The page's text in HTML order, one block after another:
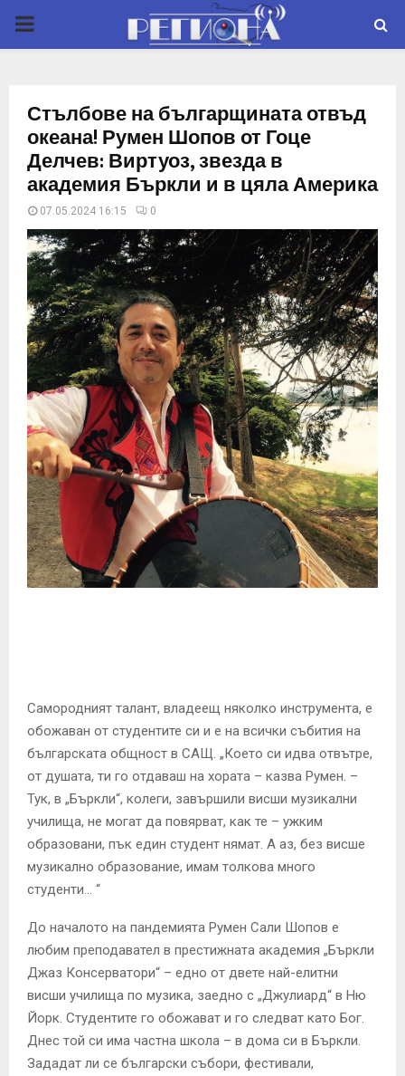
P
M
A
R
Y
M
E
N
U
Стълбове на българщината отвъд
океана! Румен Шопов от Гоце
Делчев: Виртуоз, звезда в
академия Бъркли и в цяла Америка
07.05.2024 16:15 0
Самородният талант, владеещ няколко инструмента, е
обожаван от студентите си и е на всички събития на
българската общност в САЩ. „Което си идва отвътре,
от душата, ти го отдаваш на хората – казва Румен. –
Тук, в „Бъркли“, колеги, завършили висши музикални
училища, не могат да повярват, как те – ужким
образовани, пък един студент нямат. А аз, без висше
музикално образование, имам толкова много
студенти… “
До началото на пандемията Румен Сали Шопов е
любим преподавател в престижната академия „Бъркли
Джаз Консерватори“ – едно от двете най-елитни
висши училища по музика, заедно с „Джулиард“ в Ню
Йорк. Студентите го обожават и го следват като Бог.
Днес той си има частна школа – в дома си в Бъркли.
Зададат ли се български събори, фестивали,